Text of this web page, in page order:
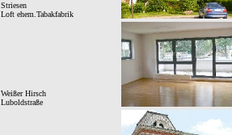
Striesen
Loft ehem.Tabakfabrik
Weißer Hirsch
Luboldstraße